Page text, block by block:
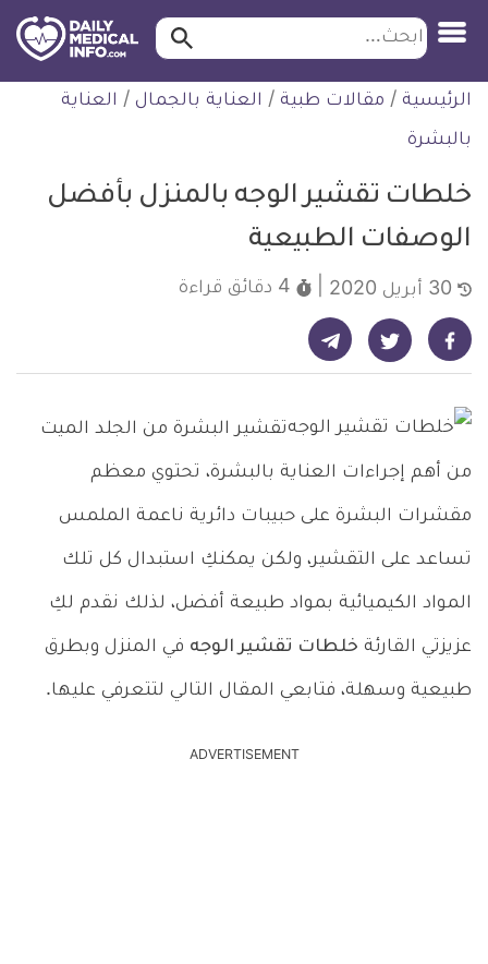
التخطي
للمحتوى
طبية
ابحث ابحث…
الرئيسية / مقالات طبية / العناية بالجمال / العناية
بالبشرة
خلطات تقشير الوجه بالمنزل بأفضل
الوصفات الطبيعية
4 دقائق قراءة
شارك على فيسبوك - ديلي ميديكال انفو شارك على تويتر - ديلي ميديكال انفو شارك على تيليجرام - ديلي ميديكال انفو
تقشير البشرة من الجلد الميت
من أهم إجراءات العناية بالبشرة، تحتوي معظم
مقشرات البشرة على حبيبات دائرية ناعمة الملمس
تساعد على التقشير، ولكن يمكنكِ استبدال كل تلك
المواد الكيميائية بمواد طبيعة أفضل، لذلك نقدم لكِ
عزيزتي القارئة خلطات تقشير الوجه في المنزل وبطرق
طبيعية وسهلة، فتابعي المقال التالي لتتعرفي عليها.
ADVERTISEMENT